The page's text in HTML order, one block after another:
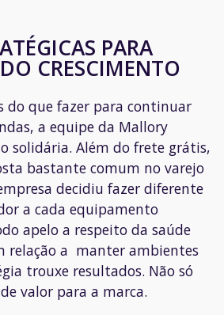
PARA
CRESCIMENTO
do que fazer para continuar
a equipe da Mallory
solidária. Além do frete grátis,
bastante comum no varejo
decidiu fazer diferente
a cada equipamento
apelo a respeito da saúde
relação a manter ambientes
trouxe resultados. Não só
valor para a marca.